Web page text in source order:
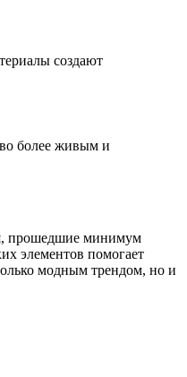
создают
более живым и
прошедшие минимум
элементов помогает
модным трендом, но и